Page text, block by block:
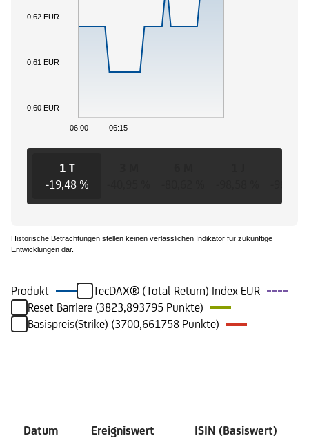
06:00 06:15
0,60 EUR
0,61 EUR
0,62 EUR
1 T
-19,48 %
Historische Betrachtungen stellen keinen verlässlichen Indikator für zukünftige
Entwicklungen dar.
Produkt
TecDAX® (Total Return) Index EUR
Reset Barriere (3823,893795 Punkte)
Basispreis(Strike) (3700,661758 Punkte)
Datum Ereigniswert ISIN (Basiswert)